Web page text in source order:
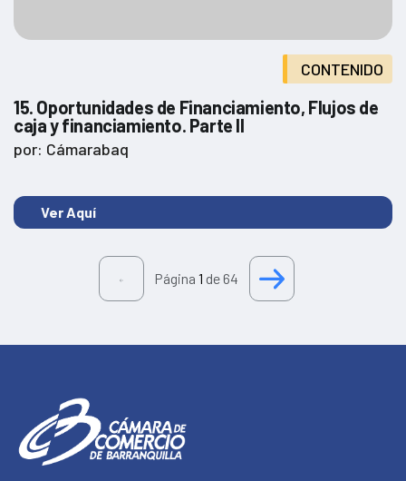
CONTENIDO
15. Oportunidades de Financiamiento, Flujos de
caja y financiamiento. Parte II
por: Cámarabaq
Ver Aquí
Página 1 de 64